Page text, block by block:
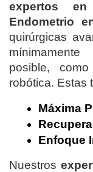
expertos
Endometrio
quirúrgicas
posible,
robótica. Estas
Máxima
Enfoque
Nuestros